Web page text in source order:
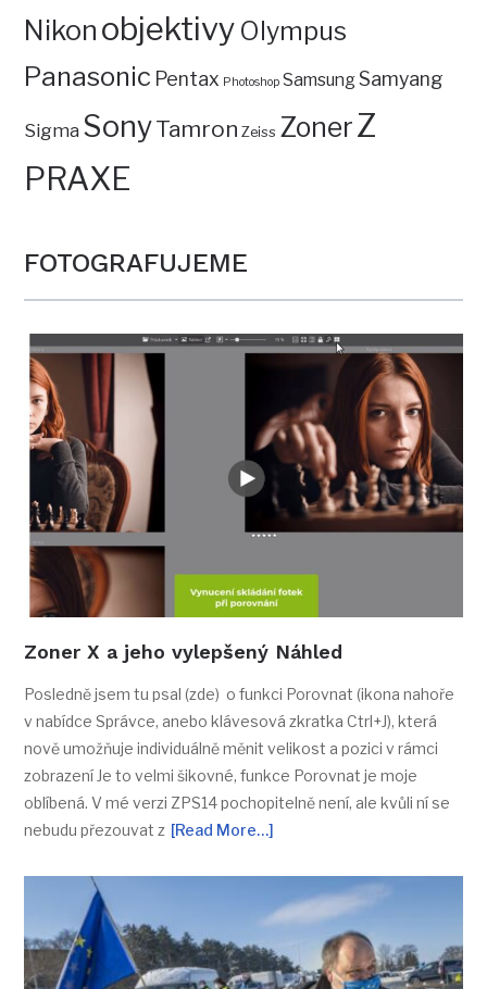
Nikon objektivy Olympus
Panasonic Pentax Photoshop SamsungSamyang
Sigma SonyTamron Zeiss ZonerZ
PRAXE
FOTOGRAFUJEME
Zoner X a jeho vylepšený Náhled
Posledně jsem tu psal (zde) o funkci Porovnat (ikona nahoře
v nabídce Správce, anebo klávesová zkratka Ctrl+J), která
nově umožňuje individuálně měnit velikost a pozici v rámci
zobrazení Je to velmi šikovné, funkce Porovnat je moje
oblíbená. V mé verzi ZPS14 pochopitelně není, ale kvůli ní se
nebudu přezouvat z [Read More…]